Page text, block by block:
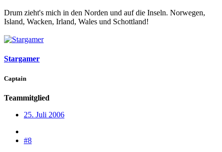
Drum zieht's mich in den Norden und auf die Inseln. Norwegen,
Island, Wacken, Irland, Wales und Schottland!
Stargamer
Captain
Teammitglied
25. Juli 2006
#8